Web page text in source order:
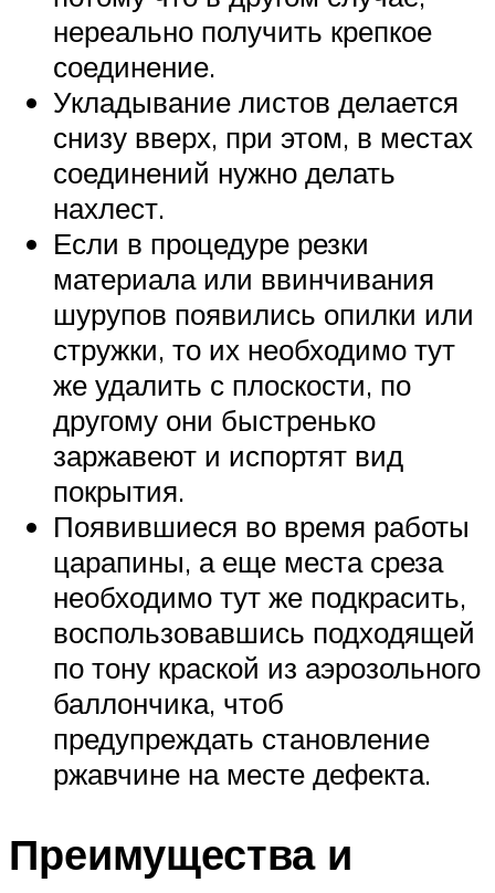
нереально получить крепкое
соединение.
Укладывание листов делается
снизу вверх, при этом, в местах
соединений нужно делать
нахлест.
Если в процедуре резки
материала или ввинчивания
шурупов появились опилки или
стружки, то их необходимо тут
же удалить с плоскости, по
другому они быстренько
заржавеют и испортят вид
покрытия.
Появившиеся во время работы
царапины, а еще места среза
необходимо тут же подкрасить,
воспользовавшись подходящей
по тону краской из аэрозольного
баллончика, чтоб
предупреждать становление
ржавчине на месте дефекта.
Преимущества и